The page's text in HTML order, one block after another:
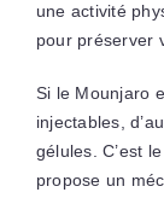
une activité
pour préserver
Si le Mounjaro
injectables,
gélules. C’est
propose un